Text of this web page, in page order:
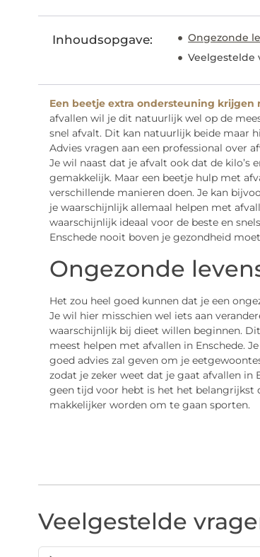
Inhoudsopgave:
Ongezonde
Veelgestelde
Een beetje extra ondersteuning
afvallen wil je dit natuurlijk wel op de
snel afvalt. Dit kan natuurlijk beide maar
Advies vragen aan een professional over
Je wil naast dat je afvalt ook dat de kilo’s
gemakkelijk. Maar een beetje hulp met
verschillende manieren doen. Je kan
je waarschijnlijk allemaal helpen met
waarschijnlijk ideaal voor de beste en
Enschede nooit boven je gezondheid
Ongezonde
Het zou heel goed kunnen dat je een
Je wil hier misschien wel iets aan
waarschijnlijk bij dieet willen beginnen.
meest helpen met afvallen in Enschede.
goed advies zal geven om je
zodat je zeker weet dat je gaat afvallen in
geen tijd voor hebt is het het belangrijkst
makkelijker worden om te gaan sporten.
Veelgestelde